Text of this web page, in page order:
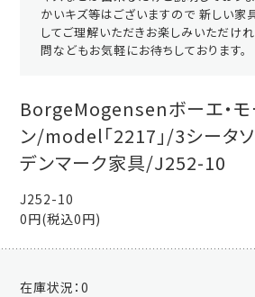
かいキズ等はございますので 新しい家
してご理解いただきお楽しみいただけ
問などもお気軽にお待ちしております。
BorgeMogensenボーエ・モ
ン/model「2217」/3シータソ
デンマーク家具/J252-10
J252-10
0円(税込0円)
在庫状況：0